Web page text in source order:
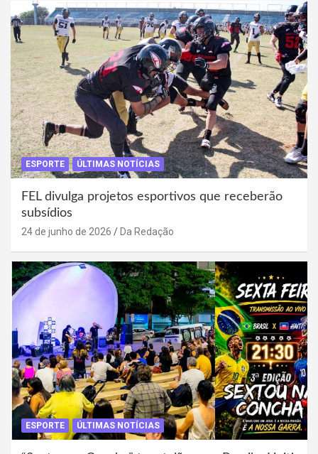
ESPORTE ÚLTIMAS NOTÍCIAS
FEL divulga projetos esportivos que receberão
subsídios
24 de junho de 2026 Da Redação
ESPORTE ÚLTIMAS NOTÍCIAS